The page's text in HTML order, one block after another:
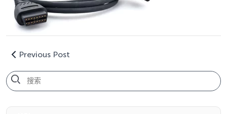
Previous Post